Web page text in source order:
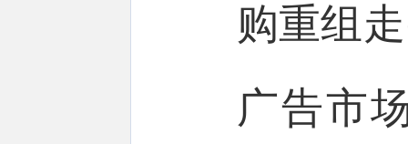
购重组
广告市